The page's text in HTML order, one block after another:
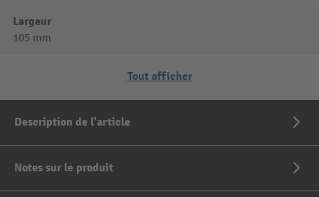
Largeur
105 mm
Tout afficher
Description de l'article
Notes sur le produit